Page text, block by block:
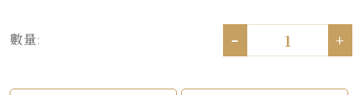
數量: - +